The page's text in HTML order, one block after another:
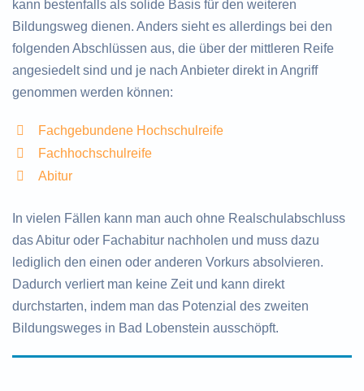
kann bestenfalls als solide Basis für den weiteren
Bildungsweg dienen. Anders sieht es allerdings bei den
folgenden Abschlüssen aus, die über der mittleren Reife
angesiedelt sind und je nach Anbieter direkt in Angriff
genommen werden können:
Fachgebundene Hochschulreife
Fachhochschulreife
Abitur
In vielen Fällen kann man auch ohne Realschulabschluss
das Abitur oder Fachabitur nachholen und muss dazu
lediglich den einen oder anderen Vorkurs absolvieren.
Dadurch verliert man keine Zeit und kann direkt
durchstarten, indem man das Potenzial des zweiten
Bildungsweges in Bad Lobenstein ausschöpft.